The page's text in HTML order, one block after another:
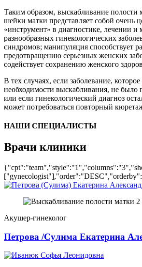
Таким образом, выскабливание полости
шейки матки представляет собой очень
«инструмент» в диагностике, лечении и
разнообразных гинекологических
синдромов; манипуляция способствует
предотвращению серьезных женских
содействует сохранению женского
В тех случаях, если заболевание,
необходимости выскабливания, не было
или если гинекологический диагноз
может потребоваться повторный
НАШИ СПЕЦИАЛИСТЫ
Врачи клиники
Акушер-гинеколог
Петрова /Сулима Екатерина